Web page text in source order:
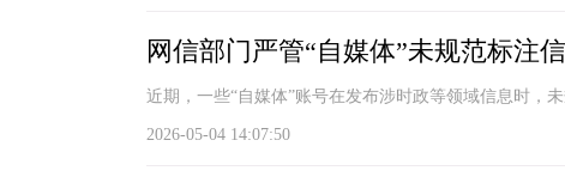
网信部门严管“自媒体”未规范标注
近期，一些“自媒体”账号在发布涉时政等领域信息时，
2026-05-04 14:07:50